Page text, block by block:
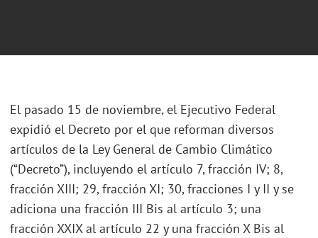
El pasado 15 de noviembre, el Ejecutivo Federal
expidió el Decreto por el que reforman diversos
artículos de la Ley General de Cambio Climático
(“Decreto”), incluyendo el artículo 7, fracción IV; 8,
fracción XIII; 29, fracción XI; 30, fracciones I y II y se
adiciona una fracción III Bis al artículo 3; una
fracción XXIX al artículo 22 y una fracción X Bis al